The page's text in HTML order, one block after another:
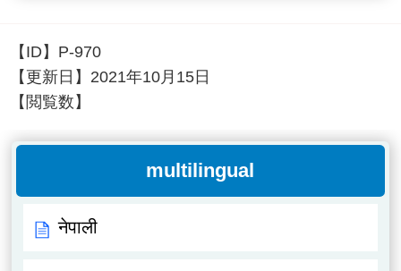
【ID】 P-970
【更新日】 2021年10月15日
【閲覧数】
multilingual
नेपाली